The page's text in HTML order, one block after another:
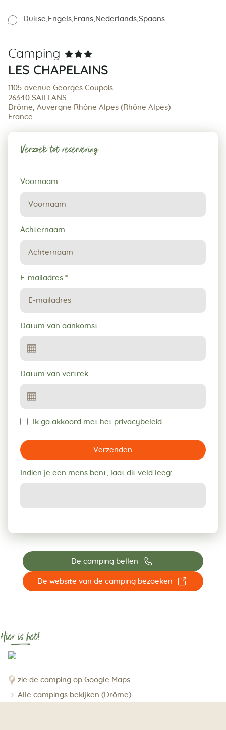
Duitse Engels Frans Nederlands Spaans
Camping
LES CHAPELAINS
1105 avenue Georges Coupois
26340 SAILLANS
Drôme, Auvergne Rhône Alpes (Rhône Alpes)
France
Verzoek tot reservering
Verzoek
tot
reservering
Voornaam
Achternaam
E-mailadres *
Datum van aankomst
Datum van vertrek
Ik ga akkoord met het privacybeleid
Verzenden
Indien je een mens bent, laat dit veld leeg:.
De camping bellen 📞
De website van de camping bezoeken ☐
Hier is het!
zie de camping op Google Maps
Alle campings bekijken (Drôme)